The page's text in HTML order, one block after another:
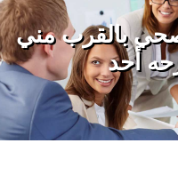
بالقرب مني
أحد